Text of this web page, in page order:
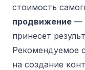
стоимость
продвижение —
принесёт
Рекомендуемое
на создание